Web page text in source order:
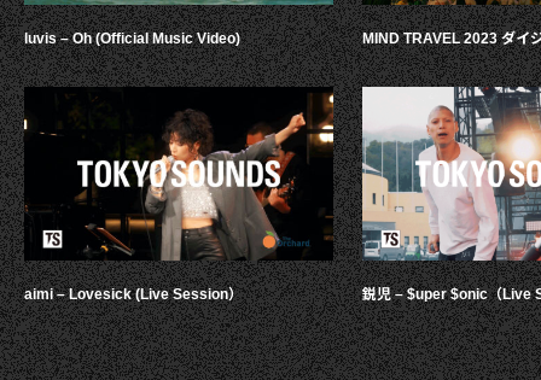
luvis – Oh (Official Music Video)
aimi – Lovesick (Live Session）
MIND TRAVEL 2023 ダイ
鋭児 – $uper $onic（Live